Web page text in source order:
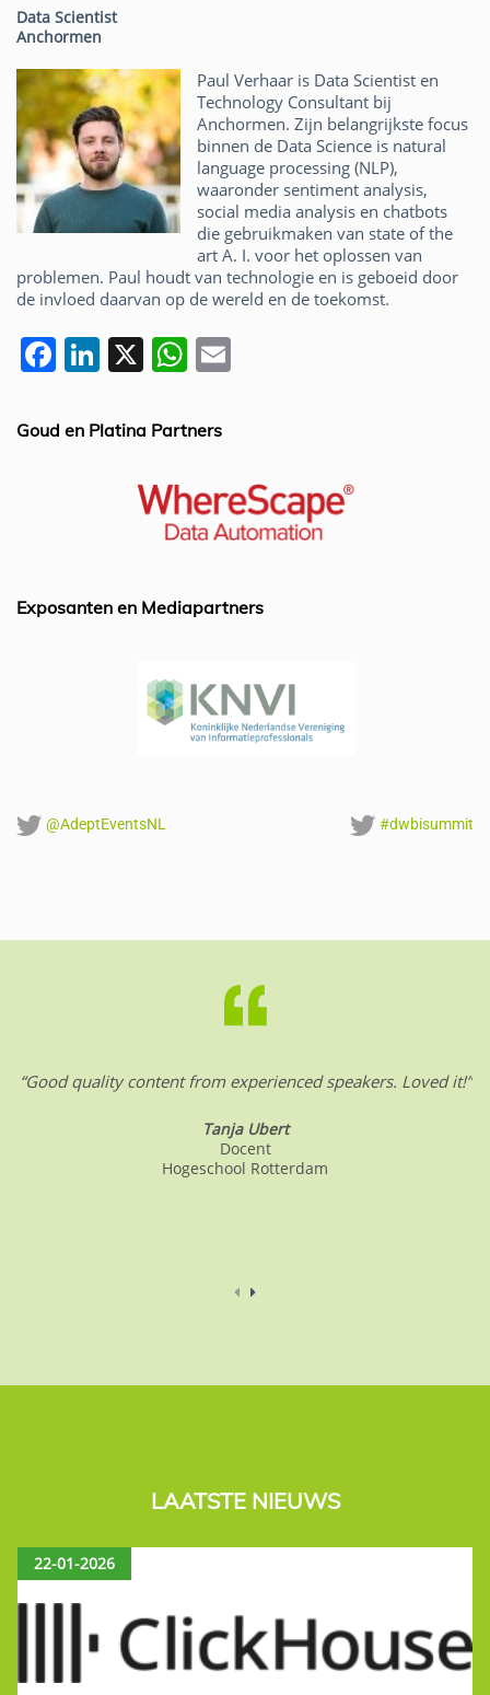
Data Scientist
Anchormen
Paul Verhaar is Data Scientist en
Technology Consultant bij
Anchormen. Zijn belangrijkste focus
binnen de Data Science is natural
language processing (NLP),
waaronder sentiment analysis,
social media analysis en chatbots
die gebruikmaken van state of the
art A. I. voor het oplossen van
problemen. Paul houdt van technologie en is geboeid door
de invloed daarvan op de wereld en de toekomst.
F
c
k
Li
k
X W
at
A
p
Goud en Platina Partners
Exposanten en Mediapartners
@AdeptEventsNL #dwbisummit
“Good quality content from experienced speakers. Loved it!”
Tanja Ubert
Docent
Hogeschool Rotterdam
LAATSTE NIEUWS
22-01-2026